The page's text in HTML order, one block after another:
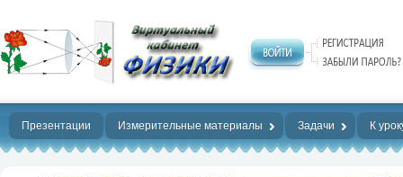
Нет предела
совершенству!
Презентации Измерительные материалы Задачи К